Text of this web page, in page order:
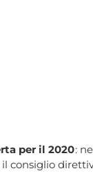
per il 2020:
consiglio